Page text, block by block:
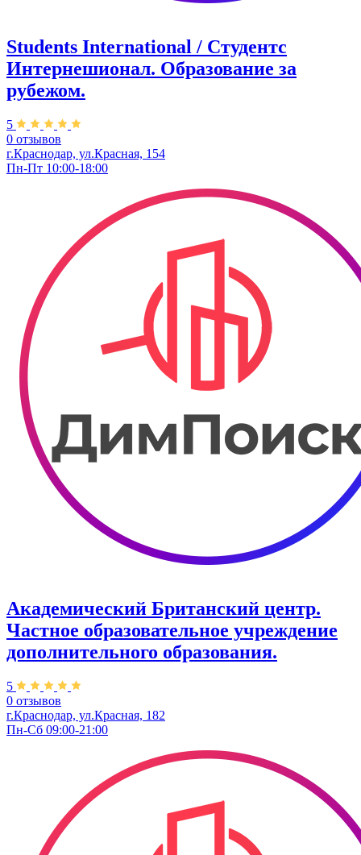
Students International / Студентс
Интернешионал. Образование за
рубежом.
5
0 отзывов
г.Краснодар, ул.Красная, 154
Пн-Пт 10:00-18:00
Академический Британский центр.
Частное образовательное учреждение
дополнительного образования.
5
0 отзывов
г.Краснодар, ул.Красная, 182
Пн-Сб 09:00-21:00